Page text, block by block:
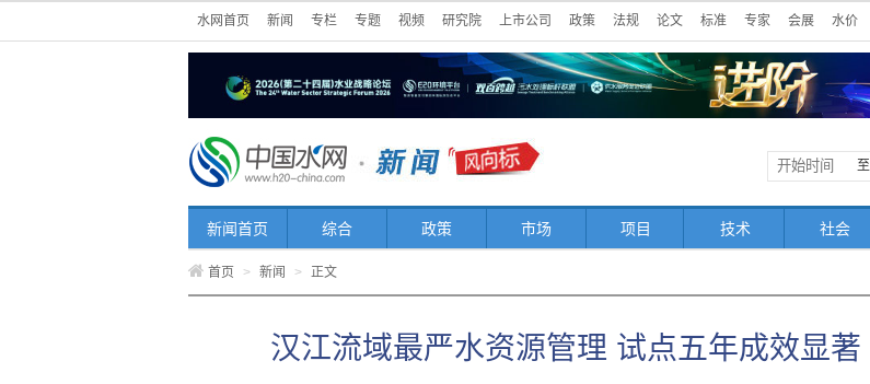
水网首页 新闻 专栏 专题 视频 研究院 上市公司 政策 法规 论文 标准 专家 会展 水价
至
新闻首页 综合 政策 市场 项目 技术 社会
首页 > 新闻 > 正文
汉江流域最严水资源管理 试点五年成效显著